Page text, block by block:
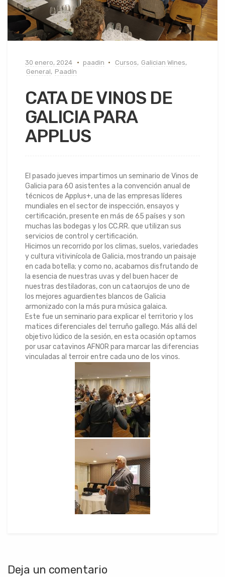
30 enero, 2024 paadin Cursos, Galician Wines,
General, Paadín
CATA DE VINOS DE
GALICIA PARA
APPLUS
El pasado jueves impartimos un seminario de Vinos de
Galicia para 60 asistentes a la convención anual de
técnicos de Applus+, una de las empresas líderes
mundiales en el sector de inspección, ensayos y
certificación, presente en más de 65 países y son
muchas las bodegas y los CC.RR. que utilizan sus
servicios de control y certificación.
Hicimos un recorrido por los climas, suelos, variedades
y cultura vitivinícola de Galicia, mostrando un paisaje
en cada botella; y como no, acabamos disfrutando de
la esencia de nuestras uvas y del buen hacer de
nuestras destiladoras, con un cataorujos de uno de
los mejores aguardientes blancos de Galicia
armonizado con la más pura música galaica.
Este fue un seminario para explicar el territorio y los
matices diferenciales del terruño gallego. Más allá del
objetivo lúdico de la sesión, en esta ocasión optamos
por usar catavinos AFNOR para marcar las diferencias
vinculadas al terroir entre cada uno de los vinos.
Deja un comentario